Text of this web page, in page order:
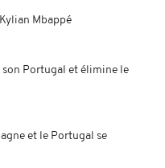
Mbappé
Portugal et élimine le
et le Portugal se